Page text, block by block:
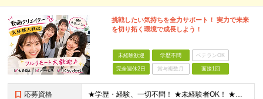
挑戦したい気持ちを全力サポート！ 実力で未来
を切り拓く環境で成長しよう！
未経験歓迎 学歴不問 ベテランOK
完全週休2日 賞与複数月 面接1回
応募資格 ★学歴・経験、一切不問！ ★未経験者OK！ ★第二新卒も歓迎！ ＜人柄採用を実施中！＞ 弊社では、学歴や経験などは気にせず あなたの持ち前の人柄のみを重視しています。 堅苦しい雰囲気ではありません